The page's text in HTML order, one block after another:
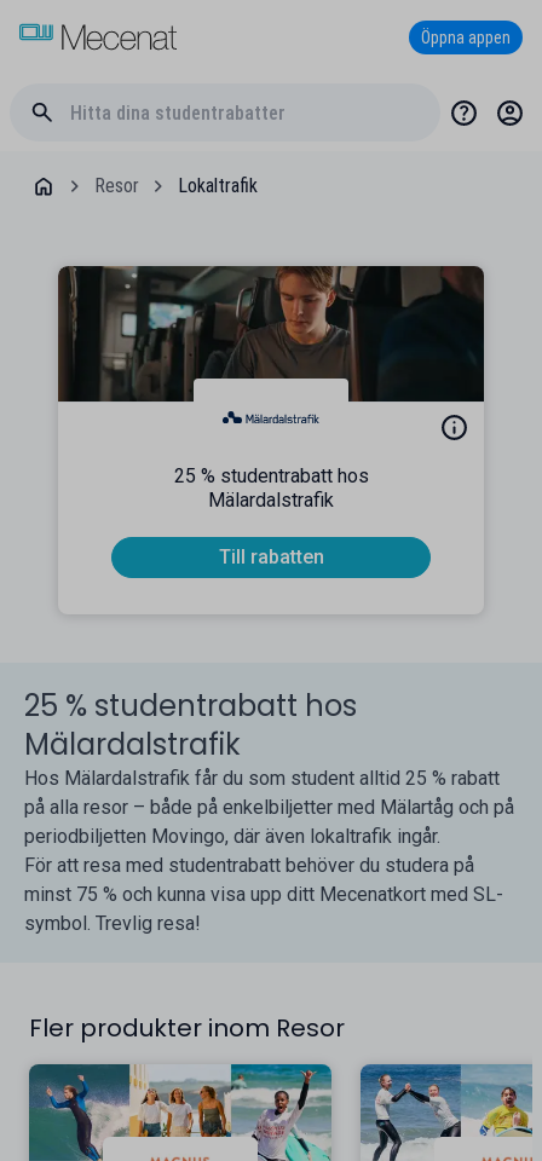
Öppna appen
Resor Lokaltrafik
25 % studentrabatt hos
Mälardalstrafik
Till rabatten
25 % studentrabatt hos
Mälardalstrafik
Hos Mälardalstrafik får du som student alltid 25 % rabatt
på alla resor – både på enkelbiljetter med Mälartåg och på
periodbiljetten Movingo, där även lokaltrafik ingår.
För att resa med studentrabatt behöver du studera på
minst 75 % och kunna visa upp ditt Mecenatkort med SL-
symbol. Trevlig resa!
Fler produkter inom Resor